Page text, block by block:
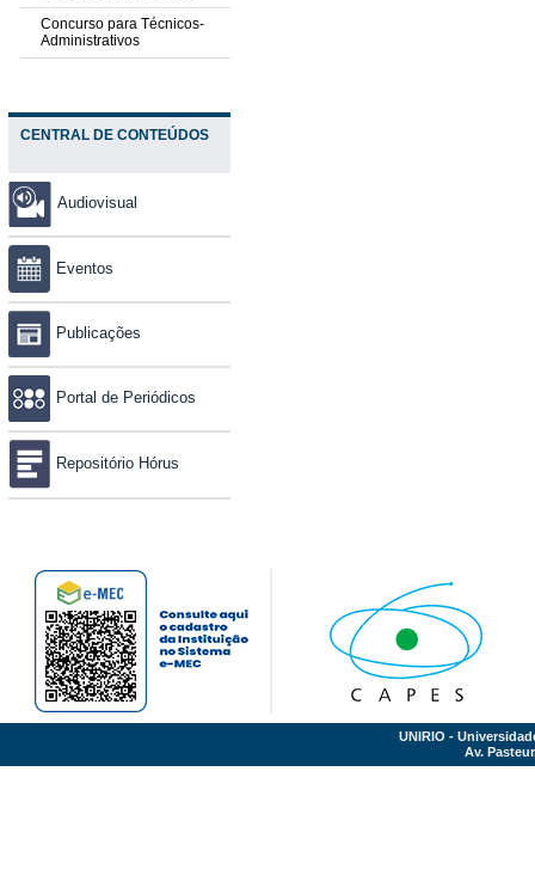
Concurso para Técnicos-
Administrativos
CENTRAL DE CONTEÚDOS
Audiovisual
Eventos
Publicações
Portal de Periódicos
Repositório Hórus
UNIRIO -
Av.